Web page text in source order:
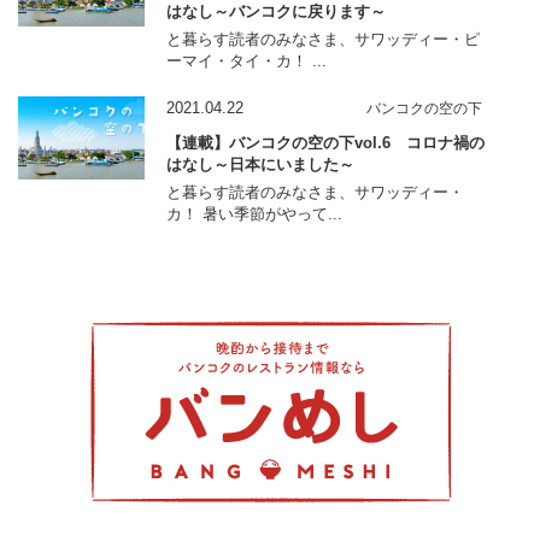
はなし～バンコクに戻ります～
と暮らす読者のみなさま、サワッディー・ピ
ーマイ・タイ・カ！ ...
2021.04.22 バンコクの空の下
【連載】バンコクの空の下vol.6 コロナ禍の
はなし～日本にいました～
と暮らす読者のみなさま、サワッディー・
カ！ 暑い季節がやって...